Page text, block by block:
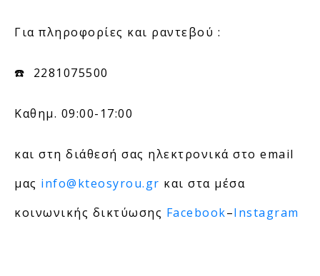
Για πληροφορίες και ραντεβού :
☎ 2281075500
Καθημ. 09:00-17:00
και στη διάθεσή σας ηλεκτρονικά στο email
μας info@kteosyrou.gr και στα μέσα
κοινωνικής δικτύωσης Facebook–Ιnstagram